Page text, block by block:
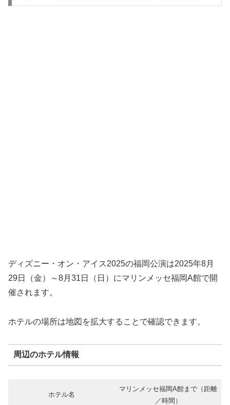
ディズニー・オン・アイス2025の福岡公演は2025年8月
29日（金）～8月31日（日）にマリンメッセ福岡A館で開
催されます。
ホテルの場所は地図を拡大することで確認できます。
周辺のホテル情報
ホテル名
マリンメッセ福岡A館まで（距離
／時間）